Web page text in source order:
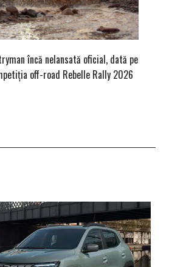
încă nelansată oficial, dată pe
off-road Rebelle Rally 2026